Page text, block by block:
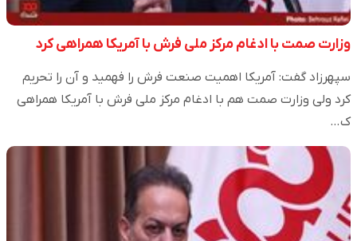
وزارت صمت با ادغام مرکز ملی فرش با آمریکا همراهی کرد
سپهرزاد گفت: آمریکا اهمیت صنعت فرش را فهمید و آن را تحریم
کرد ولی وزارت صمت هم با ادغام مرکز ملی فرش با آمریکا همراهی
ک…